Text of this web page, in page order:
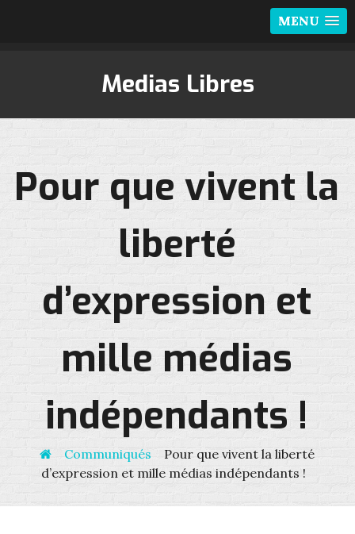
MENU
Medias Libres
Pour que vivent la
liberté
d’expression et
mille médias
indépendants !
Communiqués
Pour que vivent la liberté
d’expression et mille médias indépendants !